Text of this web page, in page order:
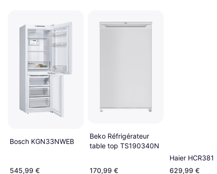
Bosch KGN33NWEB
545,99 €
Beko Réfrigérateur
table top TS190340N
170,99 €
Haier
629,99 €